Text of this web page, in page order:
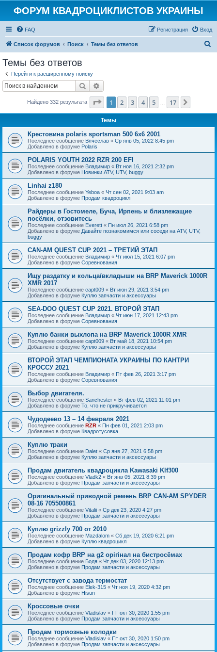
ФОРУМ КВАДРОЦИКЛИСТОВ УКРАИНЫ
FAQ Вход
Регистрация
Список форумов Поиск Темы без ответов
Темы без ответов
Перейти к расширенному поиску
Поиск
Найдено 332 результата Страница из 17
1 2 3 4 5 17
Темы
Крестовина polaris sportsman 500 6x6 2001
Последнее сообщение Вячеслав « Ср янв 05, 2022 8:45 pm
Добавлено в форуме Polaris
POLARIS YOUTH 2022 RZR 200 EFI
Последнее сообщение Владимир « Вт ноя 16, 2021 2:32 pm
Добавлено в форуме Новинки ATV, UTV, buggy
Linhai z180
Последнее сообщение Yeboa « Чт сен 02, 2021 9:03 am
Добавлено в форуме Продам квадроцикл
Райдеры в Гостомеле, Буча, Ирпень и близлежащие
посёлки, отзовитесь
Последнее сообщение Everett « Пн июл 26, 2021 6:58 pm
Добавлено в форуме Давайте познакомимся или соседи на ATV, UTV,
buggy
CAN-AM QUEST CUP 2021 – ТРЕТИЙ ЭТАП
Последнее сообщение Владимир « Чт июл 15, 2021 6:07 pm
Добавлено в форуме Соревнования
Ищу раздатку и кольца/вкладыши на BRP Maverick 1000R
XMR 2017
Последнее сообщение capt009 « Вт июн 29, 2021 3:54 pm
Добавлено в форуме Куплю запчасти и аксессуары
SEA-DOO QUEST CUP 2021. ВТОРОЙ ЭТАП
Последнее сообщение Владимир « Чт июн 17, 2021 12:43 pm
Добавлено в форуме Соревнования
Куплю банки выхлопа на BRP Maverick 1000R XMR
Последнее сообщение capt009 « Вт май 18, 2021 10:54 pm
Добавлено в форуме Куплю запчасти и аксессуары
ВТОРОЙ ЭТАП ЧЕМПИОНАТА УКРАИНЫ ПО КАНТРИ
КРОССУ 2021
Последнее сообщение Владимир « Пт фев 26, 2021 3:17 pm
Добавлено в форуме Соревнования
Выбор двигателя.
Последнее сообщение Sanchester « Вт фев 02, 2021 11:01 pm
Добавлено в форуме То, что не прикручивается
Чудодеево 13 – 14 февраля 2021
Последнее сообщение RZR « Пн фев 01, 2021 2:03 pm
Добавлено в форуме Квадротусовка
Куплю траки
Последнее сообщение Dalet « Ср янв 27, 2021 6:58 pm
Добавлено в форуме Куплю запчасти и аксессуары
Продам двигатель квадроцикла Kawasaki Klf300
Последнее сообщение Vladk2 « Вт янв 05, 2021 8:39 pm
Добавлено в форуме Продам запчасти и аксессуары
Оригинальный приводной ремень BRP CAN-AM SPYDER
08-16 705500861
Последнее сообщение Vitalii « Ср дек 23, 2020 4:27 pm
Добавлено в форуме Продам запчасти и аксессуары
Куплю grizzly 700 от 2010
Последнее сообщение Mazdalom « Сб дек 19, 2020 6:21 pm
Добавлено в форуме Куплю квадроцикл
Продам кофр BRP на g2 орігінал на бистросёмах
Последнее сообщение Бодя « Чт дек 03, 2020 12:13 pm
Добавлено в форуме Продам запчасти и аксессуары
Отсутствует с завода термостат
Последнее сообщение Elek-315 « Чт ноя 19, 2020 4:32 pm
Добавлено в форуме Hisun
Кроссовые очки
Последнее сообщение Vladislav « Пт окт 30, 2020 1:55 pm
Добавлено в форуме Продам запчасти и аксессуары
Продам тормозные колодки
Последнее сообщение Vladislav « Пт окт 30, 2020 1:50 pm
Добавлено в форуме Продам запчасти и аксессуары